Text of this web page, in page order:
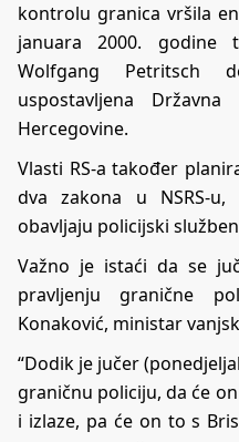
kontrolu granica vršila
januara 2000. godine
Wolfgang Petritsch
uspostavljena
Hercegovine.
Vlasti RS-a također
dva zakona u NSRS-
obavljaju policijski
Važno je istaći da se
pravljenju granične
Konaković, ministar
“Dodik je jučer
graničnu policiju, da će
i izlaze, pa će on to s